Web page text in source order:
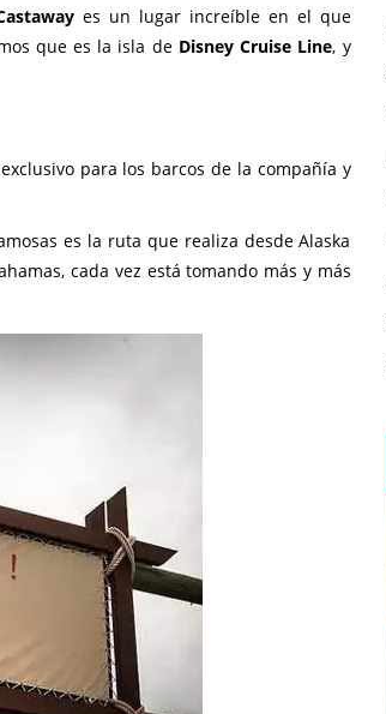
es un lugar increíble en el que
que es la isla de Disney Cruise Line, y
para los barcos de la compañía y
es la ruta que realiza desde Alaska
cada vez está tomando más y más